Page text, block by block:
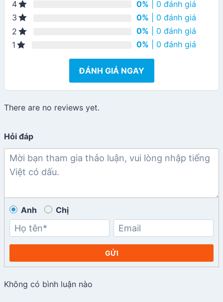
4 0% | 0 đánh giá
3
0% | 0 đánh giá
2
0% | 0 đánh giá
1
0% | 0 đánh giá
ĐÁNH GIÁ NGAY
There are no reviews yet.
Hỏi đáp
Anh Chị
GỬI
Không có bình luận nào